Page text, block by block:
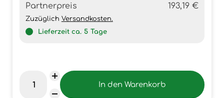
Partnerpreis 193,19 €
Zuzüglich Versandkosten.
Lieferzeit ca. 5 Tage